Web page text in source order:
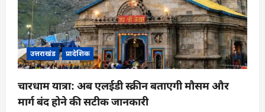
उत्तराखंड प्रादेशिक
चारधाम यात्रा: अब एलईडी स्क्रीन बताएगी मौसम और
मार्ग बंद होने की सटीक जानकारी